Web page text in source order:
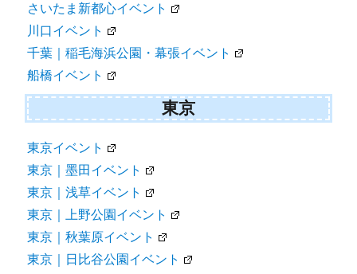
さいたま新都心イベント
川口イベント
千葉｜稲毛海浜公園・幕張イベント
船橋イベント
東京
東京イベント
東京｜墨田イベント
東京｜浅草イベント
東京｜上野公園イベント
東京｜秋葉原イベント
東京｜日比谷公園イベント